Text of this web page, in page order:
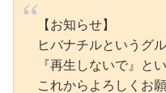
【お知らせ】
ヒバナチルというグ
『再生しないで』と
これからよろしくお